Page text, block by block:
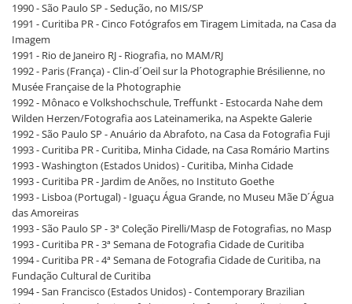
1990 - São Paulo SP - Sedução, no MIS/SP
1991 - Curitiba PR - Cinco Fotógrafos em Tiragem Limitada, na Casa da
Imagem
1991 - Rio de Janeiro RJ - Riografia, no MAM/RJ
1992 - Paris (França) - Clin-d´Oeil sur la Photographie Brésilienne, no
Musée Française de la Photographie
1992 - Mônaco e Volkshochschule, Treffunkt - Estocarda Nahe dem
Wilden Herzen/Fotografia aos Lateinamerika, na Aspekte Galerie
1992 - São Paulo SP - Anuário da Abrafoto, na Casa da Fotografia Fuji
1993 - Curitiba PR - Curitiba, Minha Cidade, na Casa Romário Martins
1993 - Washington (Estados Unidos) - Curitiba, Minha Cidade
1993 - Curitiba PR - Jardim de Anões, no Instituto Goethe
1993 - Lisboa (Portugal) - Iguaçu Água Grande, no Museu Mãe D´Água
das Amoreiras
1993 - São Paulo SP - 3ª Coleção Pirelli/Masp de Fotografias, no Masp
1993 - Curitiba PR - 3ª Semana de Fotografia Cidade de Curitiba
1994 - Curitiba PR - 4ª Semana de Fotografia Cidade de Curitiba, na
Fundação Cultural de Curitiba
1994 - San Francisco (Estados Unidos) - Contemporary Brazilian